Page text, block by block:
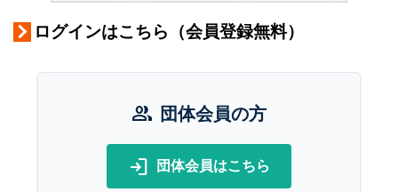
ログインはこちら（会員登録無料）
group 団体会員の方
login 団体会員はこちら